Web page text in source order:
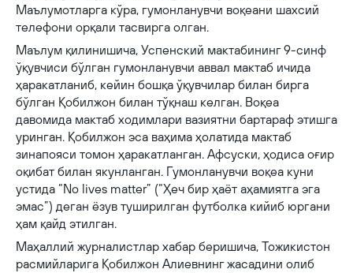
Маълумотларга кўра, гумонланувчи воқеани шахсий
телефони орқали тасвирга олган.
Маълум қилинишича, Успенский мактабининг 9-синф
ўқувчиси бўлган гумонланувчи аввал мактаб ичида
ҳаракатланиб, кейин бошқа ўқувчилар билан бирга
бўлган Қобилжон билан тўқнаш келган. Воқеа
давомида мактаб ходимлари вазиятни бартараф этишга
уринган. Қобилжон эса ваҳима ҳолатида мактаб
зинапояси томон ҳаракатланган. Афсуски, ҳодиса оғир
оқибат билан якунланган. Гумонланувчи воқеа куни
устида “No lives matter” (“Ҳеч бир ҳаёт аҳамиятга эга
эмас”) деган ёзув туширилган футболка кийиб юргани
ҳам қайд этилган.
Маҳаллий журналистлар хабар беришича, Тожикистон
расмийларига Қобилжон Алиевнинг жасадини олиб